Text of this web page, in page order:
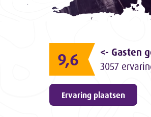
9,6
<- Gasten
3057
Ervaring plaatsen